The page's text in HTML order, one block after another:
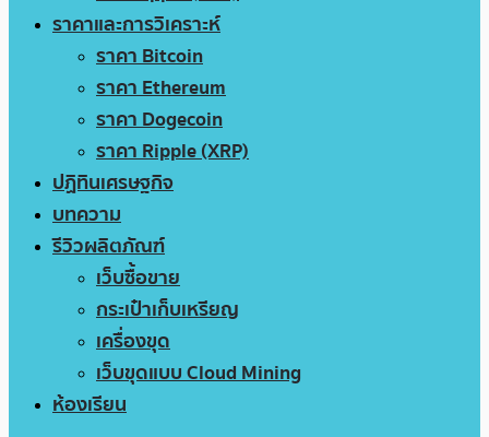
ราคาและการวิเคราะห์
ราคา Bitcoin
ราคา Ethereum
ราคา Dogecoin
ราคา Ripple (XRP)
ปฏิทินเศรษฐกิจ
บทความ
รีวิวผลิตภัณฑ์
เว็บซื้อขาย
กระเป๋าเก็บเหรียญ
เครื่องขุด
เว็บขุดแบบ Cloud Mining
ห้องเรียน